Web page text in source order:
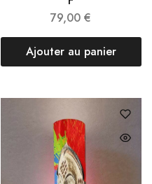
79,00€
Ajouter au panier